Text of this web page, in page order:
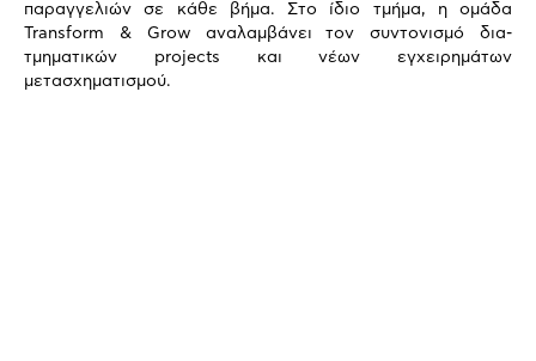
παραγγελιών σε κάθε βήμα. Στο ίδιο τμήμα, η ομάδα
Transform & Grow αναλαμβάνει τον συντονισμό δια-
τμηματικών projects και νέων εγχειρημάτων
μετασχηματισμού.